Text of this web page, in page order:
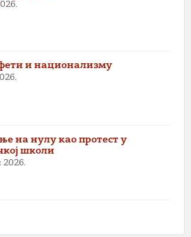
и национализму
на нулу као протест у
школи
2026.